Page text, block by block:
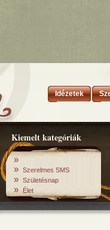
Idézetek
Kiemelt kategóriák
»
» Szerelmes SMS
» Születésnap
» Élet